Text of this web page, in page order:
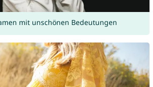
mit unschönen Bedeutungen